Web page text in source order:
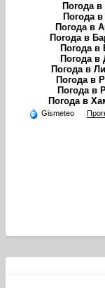
Погода
Погода
Погода в
Погода в
Погода в
Погода в
Погода в
Погода в
Погода в
Погода в
Gismeteo